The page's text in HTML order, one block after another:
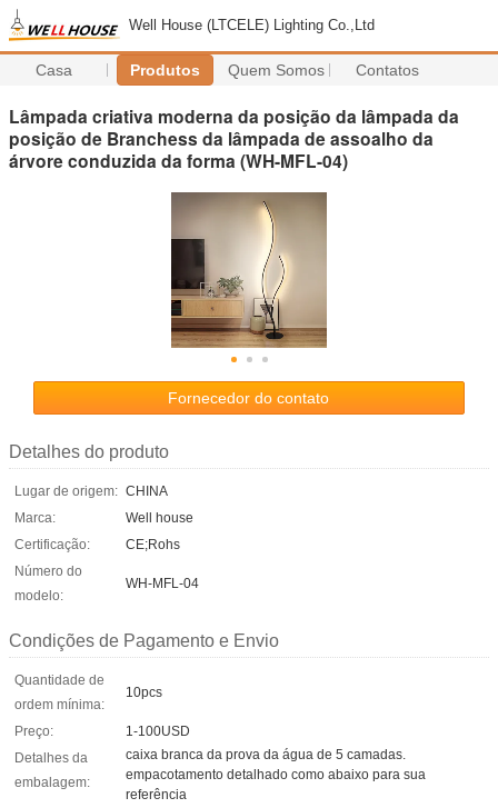
Well House (LTCELE) Lighting Co.,Ltd
Casa Produtos Quem Somos Contatos
Lâmpada criativa moderna da posição da lâmpada da
posição de Branchess da lâmpada de assoalho da
árvore conduzida da forma (WH-MFL-04)
Fornecedor do contato
Detalhes do produto
Lugar de origem: CHINA
Marca:
Well house
Certificação:
CE;Rohs
Número do
modelo:
WH-MFL-04
Condições de Pagamento e Envio
Quantidade de
ordem mínima:
10pcs
Preço:
1-100USD
Detalhes da
embalagem:
caixa branca da prova da água de 5 camadas.
empacotamento detalhado como abaixo para sua
referência